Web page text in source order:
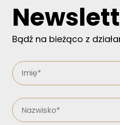
Bądź na bieżąco z